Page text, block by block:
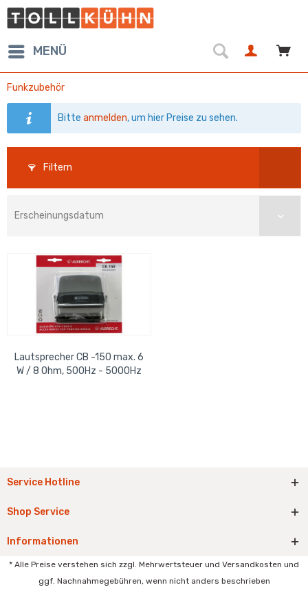
MENÜ
Funkzubehör
Bitteanmelden, um hier Preise zu sehen.
Filtern
Lautsprecher CB -150 max. 6
W / 8 Ohm, 500Hz - 5000Hz
Service Hotline
Shop Service
Informationen
* Alle Preise verstehen sich zzgl. Mehrwertsteuer und Versandkosten und
ggf. Nachnahmegebühren, wenn nicht anders beschrieben